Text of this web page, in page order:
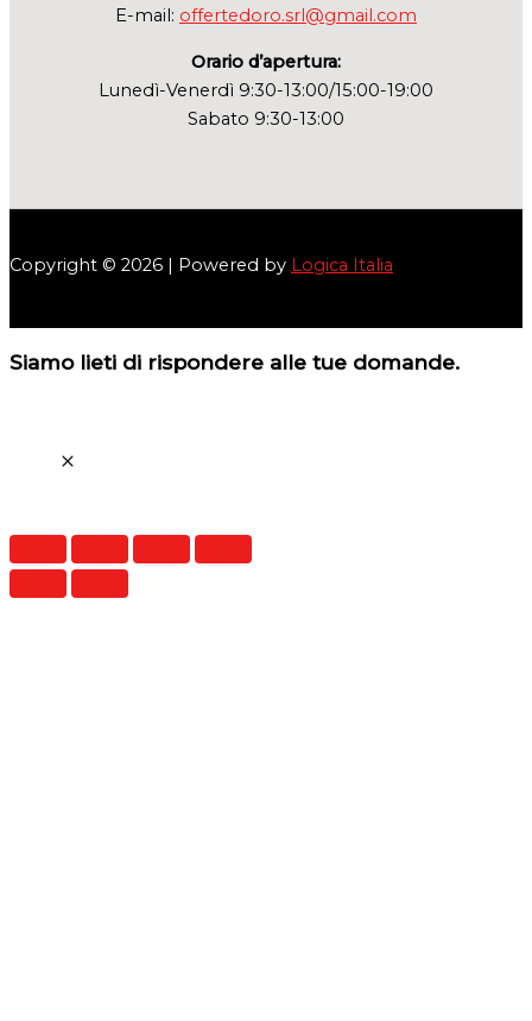
E-mail: offertedoro.srl@gmail.com
Orario d’apertura:
Lunedì-Venerdì 9:30-13:00/15:00-19:00
Sabato 9:30-13:00
Copyright © 2026 | Powered by Logica Italia
Siamo lieti di rispondere alle tue domande.